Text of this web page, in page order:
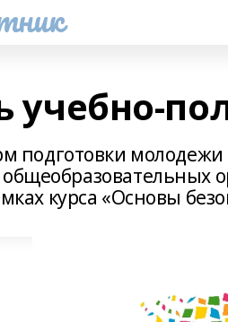
учебно-
подготовки молодежи
курса «Основы